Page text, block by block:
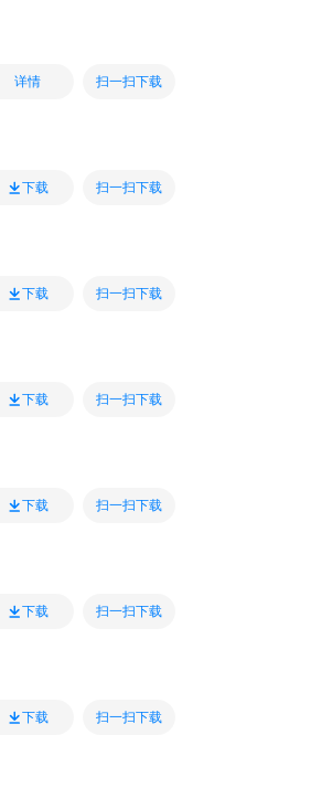
详情 扫一扫下载
下载 扫一扫下载
下载 扫一扫下载
下载 扫一扫下载
下载 扫一扫下载
下载 扫一扫下载
下载 扫一扫下载